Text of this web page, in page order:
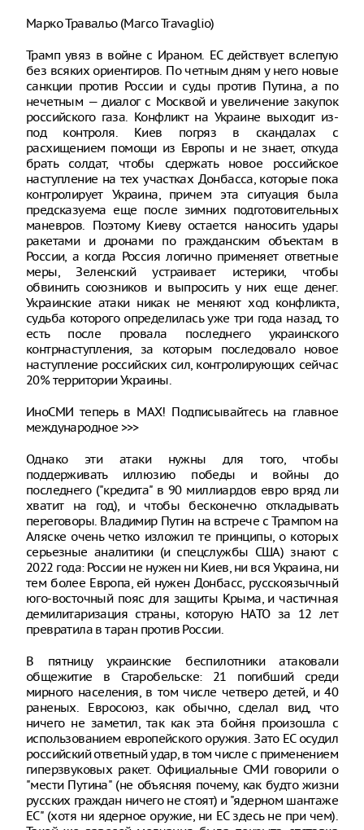
Марко Травальо (Marco Travaglio)
Трамп увяз в войне с Ираном. ЕС действует вслепую
без всяких ориентиров. По четным дням у него новые
санкции против России и суды против Путина, а по
нечетным — диалог с Москвой и увеличение закупок
российского газа. Конфликт на Украине выходит из-
под контроля. Киев погряз в скандалах с
расхищением помощи из Европы и не знает, откуда
брать солдат, чтобы сдержать новое российское
наступление на тех участках Донбасса, которые пока
контролирует Украина, причем эта ситуация была
предсказуема еще после зимних подготовительных
маневров. Поэтому Киеву остается наносить удары
ракетами и дронами по гражданским объектам в
России, а когда Россия логично применяет ответные
меры, Зеленский устраивает истерики, чтобы
обвинить союзников и выпросить у них еще денег.
Украинские атаки никак не меняют ход конфликта,
судьба которого определилась уже три года назад, то
есть после провала последнего украинского
контрнаступления, за которым последовало новое
наступление российских сил, контролирующих сейчас
20% территории Украины.
ИноСМИ теперь в MAX! Подписывайтесь на главное
международное >>>
Однако эти атаки нужны для того, чтобы
поддерживать иллюзию победы и войны до
последнего ("кредита" в 90 миллиардов евро вряд ли
хватит на год), и чтобы бесконечно откладывать
переговоры. Владимир Путин на встрече с Трампом на
Аляске очень четко изложил те принципы, о которых
серьезные аналитики (и спецслужбы США) знают с
2022 года: России не нужен ни Киев, ни вся Украина, ни
тем более Европа, ей нужен Донбасс, русскоязычный
юго-восточный пояс для защиты Крыма, и частичная
демилитаризация страны, которую НАТО за 12 лет
превратила в таран против России.
В пятницу украинские беспилотники атаковали
общежитие в Старобельске: 21 погибший среди
мирного населения, в том числе четверо детей, и 40
раненых. Евросоюз, как обычно, сделал вид, что
ничего не заметил, так как эта бойня произошла с
использованием европейского оружия. Зато ЕС осудил
российский ответный удар, в том числе с применением
гиперзвуковых ракет. Официальные СМИ говорили о
"мести Путина" (не объясняя почему, как будто жизни
русских граждан ничего не стоят) и "ядерном шантаже
ЕС" (хотя ни ядерное оружие, ни ЕС здесь не при чем).